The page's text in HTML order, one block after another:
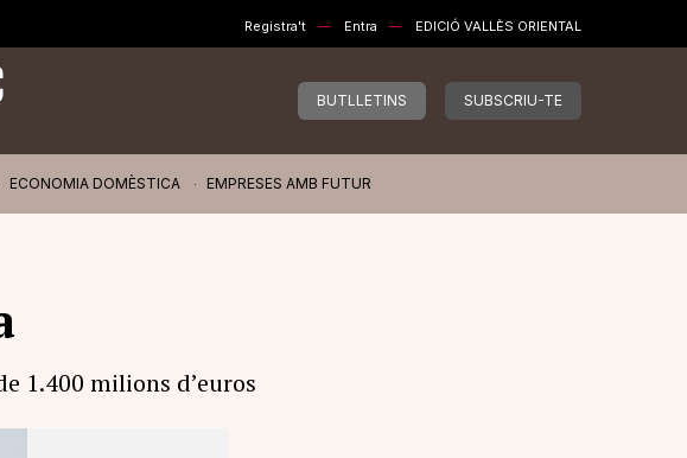
Registra't Entra EDICIÓ VALLÈS ORIENTAL
BUTLLETINS SUBSCRIU-TE
ECONOMIA DOMÈSTICA EMPRESES AMB FUTUR
1.400 milions d’euros